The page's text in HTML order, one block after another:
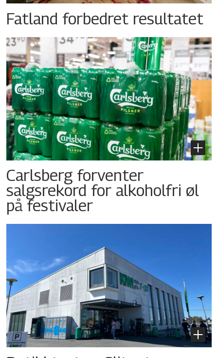
Fatland forbedret resultatet
Carlsberg forventer
salgsrekord for alkoholfri øl
på festivaler